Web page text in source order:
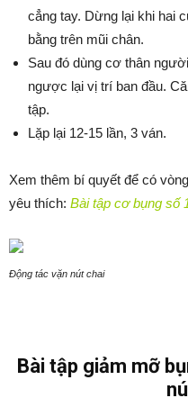
cẳng tay. Dừng lại khi hai
bằng trên mũi chân.
Sau đó dùng cơ thân
ngược lại vị trí ban đầu.
tập.
Lặp lại 12-15 lần, 3 ván.
Xem thêm bí quyết để có
yêu thích: Bài tập cơ bụng số
Động tác vặn nút chai
Bài tập giảm mỡ